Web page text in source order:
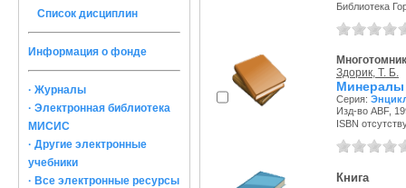
Список дисциплин
Информация о фонде
· Журналы
· Электронная библиотека
МИСИС
· Другие электронные
учебники
· Все электронные ресурсы
Библиотека
Многотомник
Здорик, Т. Б.
Минералы
Серия:
Изд-во ABF,
ISBN
Книга